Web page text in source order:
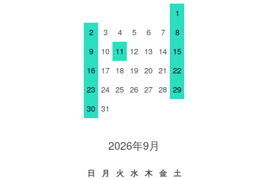
1
2
3 4 5 6 7
8
9
10 11 12 13 14 15
16 17 18 19 20 21
22
23 24 25 26 27 28 29
30 31
2026年9月
日 月 火 水 木 金
土